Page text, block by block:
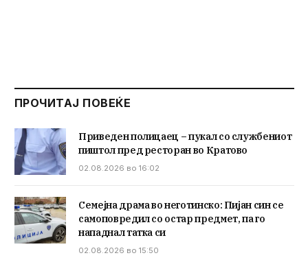
ПРОЧИТАЈ ПОВЕЌЕ
Приведен полицаец – пукал со службениот
пиштол пред ресторан во Кратово
02.08.2026 во 16:02
Семејна драма во неготинско: Пијан син се
самоповредил со остар предмет, па го
нападнал татка си
02.08.2026 во 15:50